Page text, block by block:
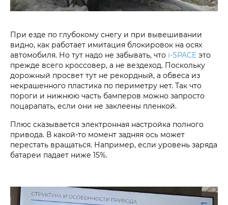
При езде по глубокому снегу и при вывешивании
видно, как работает имитация блокировок на осях
автомобиля. Но тут надо не забывать, что i‑SPACE это
прежде всего кроссовер, а не вездеход. Поскольку
дорожный просвет тут не рекордный, а обвеса из
некрашенного пластика по периметру нет. Так что
пороги и нижнюю часть бамперов можно запросто
поцарапать, если они не заклеены пленкой.
Плюс сказывается электронная настройка полного
привода. В какой-то момент задняя ось может
перестать вращаться. Например, если уровень заряда
батареи падает ниже 15%.